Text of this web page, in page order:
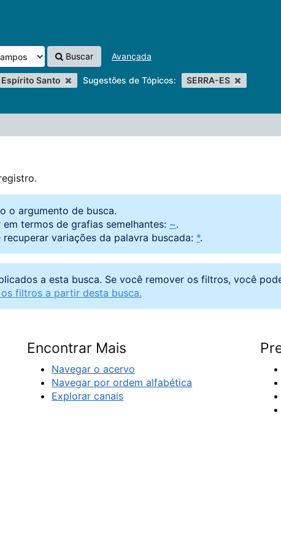
Buscar Avançada
Santo Sugestões de Tópicos: SERRA-ES
o argumento de busca.
termos de grafias semelhantes: ~.
variações da palavra buscada: *.
a esta busca. Se você remover os filtros, você
filtros a partir desta busca.
Encontrar Mais
Navegar o acervo
Navegar por ordem alfabética
Explorar canais